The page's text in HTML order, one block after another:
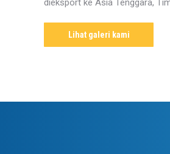
dieksport ke Asia Tenggara,
Lihat galeri kami